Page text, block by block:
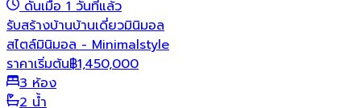
ดันเมื่อ 1 วันที่แล้ว
รับสร้างบ้านบ้านเดี่ยวมินิมอล
สไตล์มินิมอล - Minimalstyle
ราคาเริ่มต้น฿1,450,000
3 ห้อง
2 น้ำ